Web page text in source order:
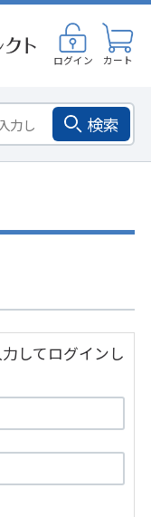
ログイン カート
検索
してログインし